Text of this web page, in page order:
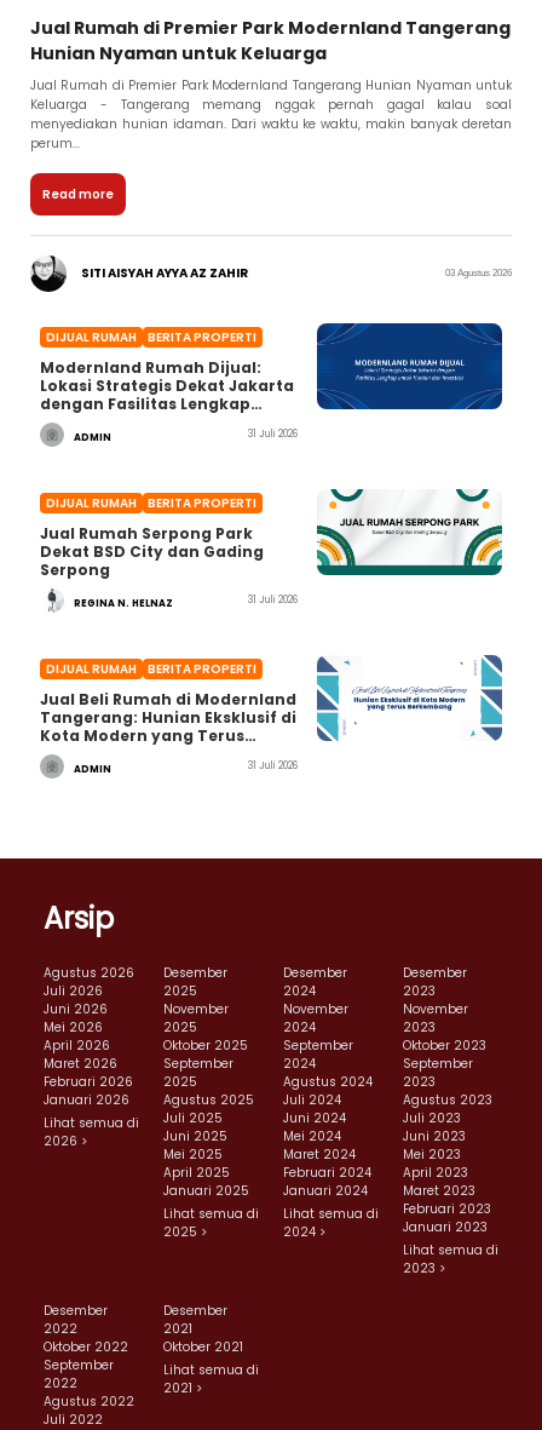
Jual Rumah di Premier Park Modernland Tangerang
Hunian Nyaman untuk Keluarga
Jual Rumah di Premier Park Modernland Tangerang Hunian Nyaman untuk
Keluarga - Tangerang memang nggak pernah gagal kalau soal
menyediakan hunian idaman. Dari waktu ke waktu, makin banyak deretan
perum...
Read more
SITI AISYAH AYYA AZ ZAHIR 03 Agustus 2026
DIJUAL RUMAH BERITA PROPERTI
Modernland Rumah Dijual:
Lokasi Strategis Dekat Jakarta
dengan Fasilitas Lengkap
untuk Hunian dan Investasi
ADMIN 31 Juli 2026
DIJUAL RUMAH BERITA PROPERTI
Jual Rumah Serpong Park
Dekat BSD City dan Gading
Serpong
REGINA N. HELNAZ 31 Juli 2026
DIJUAL RUMAH BERITA PROPERTI
Jual Beli Rumah di Modernland
Tangerang: Hunian Eksklusif di
Kota Modern yang Terus
Berkembang
ADMIN 31 Juli 2026
Arsip
Agustus 2026
Juli 2026
Juni 2026
Mei 2026
April 2026
Maret 2026
Februari 2026
Januari 2026
Lihat semua di
2026 >
Desember
2025
November
2025
Oktober 2025
September
2025
Agustus 2025
Juli 2025
Juni 2025
Mei 2025
April 2025
Januari 2025
Lihat semua di
2025 >
Desember
2024
November
2024
September
2024
Agustus 2024
Juli 2024
Juni 2024
Mei 2024
Maret 2024
Februari 2024
Januari 2024
Lihat semua di
2024 >
Desember
2023
November
2023
Oktober 2023
September
2023
Agustus 2023
Juli 2023
Juni 2023
Mei 2023
April 2023
Maret 2023
Februari 2023
Januari 2023
Lihat semua di
2023 >
Desember
2022
Oktober 2022
September
2022
Agustus 2022
Juli 2022
Desember
2021
Oktober 2021
Lihat semua di
2021 >